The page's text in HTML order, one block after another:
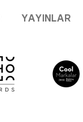
YAYINLAR